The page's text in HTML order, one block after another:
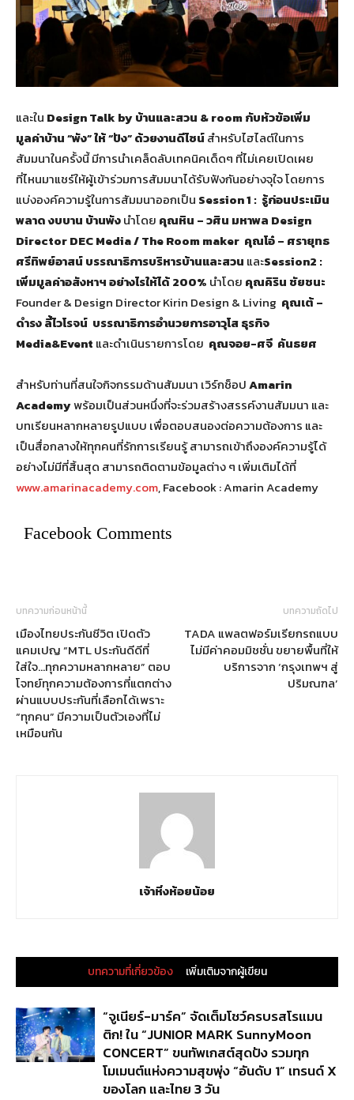
และใน Design Talk by บ้านและสวน & room กับหัวข้อเพิ่ม
มูลค่าบ้าน “พัง” ให้ “ปัง” ด้วยงานดีไซน์สำหรับไฮไลต์ในการ
สัมมนาในครั้งนี้ มีการนำเคล็ดลับเทคนิคเด็ดๆ ที่ไม่เคยเปิดเผย
ที่ไหนมาแชร์ให้ผู้เข้าร่วมการสัมมนาได้รับฟังกันอย่างจุใจ โดยการ
แบ่งองค์ความรู้ในการสัมมนาออกเป็น Session 1 : รู้ก่อนประเมิน
พลาด งบบาน บ้านพังนำโดย คุณหิน – วศิน มหาพล Design
Director DEC Media / The Room maker คุณโอ๋ – ศรายุทธ
ศรีทิพย์อาสน์ บรรณาธิการบริหารบ้านและสวน และSession2 :
เพิ่มมูลค่าอสังหาฯ อย่างไรให้ได้ 200% นำโดย คุณคิริน ชัยชนะ
Founder & Design Director Kirin Design & Living คุณเต้ –
ดำรง ลี้ไวโรจน์ บรรณาธิการอำนวยการอาวุโส ธุรกิจ
Media&Event และดำเนินรายการโดย คุณจอย-ศจี คันธยศ
สำหรับท่านที่สนใจกิจกรรมด้านสัมมนา เวิร์กช็อปAmarin
Academyพร้อมเป็นส่วนหนึ่งที่จะร่วมสร้างสรรค์งานสัมมนา และ
บทเรียนหลากหลายรูปแบบ เพื่อตอบสนองต่อความต้องการ และ
เป็นสื่อกลางให้ทุกคนที่รักการเรียนรู้ สามารถเข้าถึงองค์ความรู้ได้
อย่างไม่มีที่สิ้นสุด สามารถติดตามข้อมูลต่าง ๆ เพิ่มเติมได้ที่
www.amarinacademy.com, Facebook : Amarin Academy
Facebook Comments
บทความก่อนหน้านี้
เมืองไทยประกันชีวิต เปิดตัว
แคมเปญ “MTL ประกันดีดีที่
ใส่ใจ…ทุกความหลากหลาย” ตอบ
โจทย์ทุกความต้องการที่แตกต่าง
ผ่านแบบประกันที่เลือกได้เพราะ
“ทุกคน” มีความเป็นตัวเองที่ไม่
เหมือนกัน
บทความถัดไป
TADA แพลตฟอร์มเรียกรถแบบ
ไม่มีค่าคอมมิชชั่น ขยายพื้นที่ให้
บริการจาก ‘กรุงเทพฯ สู่
ปริมณฑล’
เจ้าหิ่งห้อยน้อย
บทความที่เกี่ยวข้อง เพิ่มเติมจากผู้เขียน
“จูเนียร์-มาร์ค” จัดเต็มโชว์ครบรสโรแมน
ติก! ใน “JUNIOR MARK SunnyMoon
CONCERT” ขนทัพเกสต์สุดปัง รวมทุก
โมเมนต์แห่งความสุขพุ่ง “อันดับ 1” เทรนด์ X
ของโลก และไทย 3 วัน